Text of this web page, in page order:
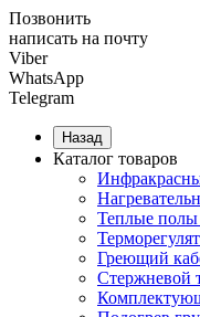
Позвонить
написать на почту
Viber
WhatsApp
Telegram
Назад
Каталог товаров
Теплые полы
Греющий
Cтержневой